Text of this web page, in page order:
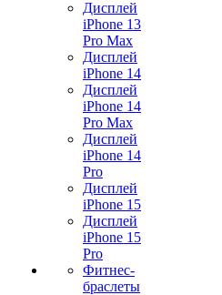
Дисплей
iPhone 13
Pro Max
Дисплей
iPhone 14
Дисплей
iPhone 14
Pro Max
Дисплей
iPhone 14
Pro
Дисплей
iPhone 15
Дисплей
iPhone 15
Pro
Фитнес-
браслеты